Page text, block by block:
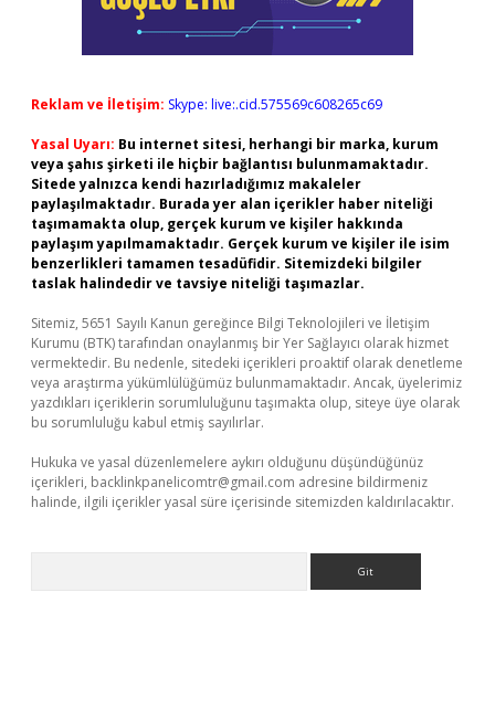
Reklam ve İletişim: Skype: live:.cid.575569c608265c69
Yasal Uyarı: Bu internet sitesi, herhangi bir marka, kurum
veya şahıs şirketi ile hiçbir bağlantısı bulunmamaktadır.
Sitede yalnızca kendi hazırladığımız makaleler
paylaşılmaktadır. Burada yer alan içerikler haber niteliği
taşımamakta olup, gerçek kurum ve kişiler hakkında
paylaşım yapılmamaktadır. Gerçek kurum ve kişiler ile isim
benzerlikleri tamamen tesadüfidir. Sitemizdeki bilgiler
taslak halindedir ve tavsiye niteliği taşımazlar.
Sitemiz, 5651 Sayılı Kanun gereğince Bilgi Teknolojileri ve İletişim
Kurumu (BTK) tarafından onaylanmış bir Yer Sağlayıcı olarak hizmet
vermektedir. Bu nedenle, sitedeki içerikleri proaktif olarak denetleme
veya araştırma yükümlülüğümüz bulunmamaktadır. Ancak, üyelerimiz
yazdıkları içeriklerin sorumluluğunu taşımakta olup, siteye üye olarak
bu sorumluluğu kabul etmiş sayılırlar.
Hukuka ve yasal düzenlemelere aykırı olduğunu düşündüğünüz
içerikleri, backlinkpanelicomtr@gmail.com adresine bildirmeniz
halinde, ilgili içerikler yasal süre içerisinde sitemizden kaldırılacaktır.